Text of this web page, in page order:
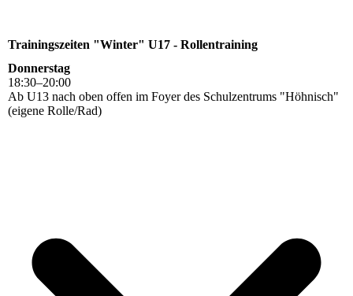
Trainingszeiten "Winter" U17 - Rollentraining
Donnerstag
18:30–20:00
Ab U13 nach oben offen im Foyer des Schulzentrums "Höhnisch"
(eigene Rolle/Rad)